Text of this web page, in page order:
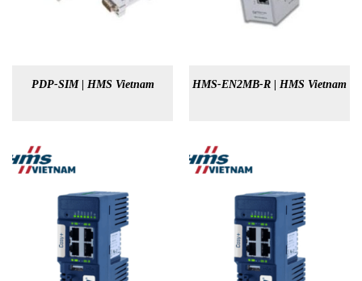
PDP-SIM | HMS Vietnam HMS-EN2MB-R | HMS Vietnam